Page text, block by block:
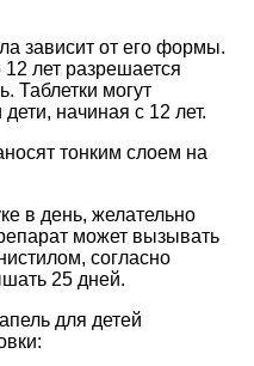
зависит от его формы.
лет разрешается
Таблетки могут
начиная с 12 лет.
тонким слоем на
в день, желательно
может вызывать
согласно
25 дней.
для детей